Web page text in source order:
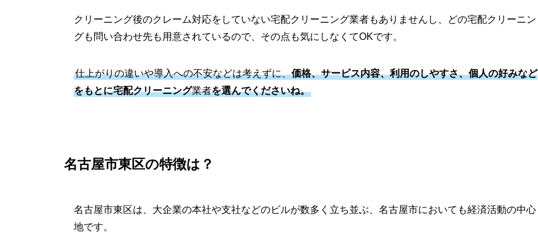
クリーニング後のクレーム対応をしていない宅配クリーニング業者もありませんし、どの宅配クリーニン
グも問い合わせ先も用意されているので、その点も気にしなくてOKです。
仕上がりの違いや導入への不安などは考えずに、価格、サービス内容、利用のしやすさ、個人の好みなど
をもとに宅配クリーニング業者を選んでくださいね。
名古屋市東区の特徴は？
名古屋市東区は、大企業の本社や支社などのビルが数多く立ち並ぶ、名古屋市においても経済活動の中心
地です。